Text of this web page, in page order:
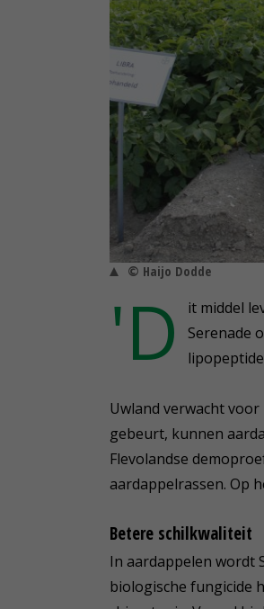
© Haijo Dodde
'D
it middel
Serenade
Uwland verwacht
gebeurt, kunnen
Flevolandse
aardappelrassen. Op
Betere schilkwaliteit
In aardappelen wordt
biologische fungicide